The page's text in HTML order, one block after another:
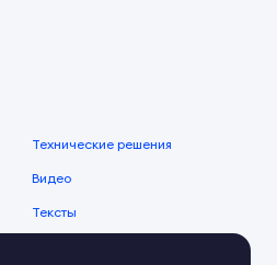
Технические решения
Видео
Тексты